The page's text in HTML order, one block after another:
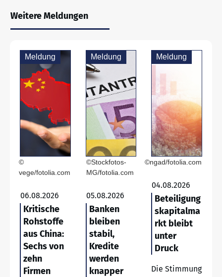
Weitere Meldungen
Meldung
©
vege/fotolia.com
06.08.2026
Kritische
Rohstoffe
aus China:
Sechs von
zehn
Firmen
Meldung
©Stockfotos-
MG/fotolia.com
05.08.2026
Banken
bleiben
stabil,
Kredite
werden
knapper
Meldung
©ngad/fotolia.com
04.08.2026
Beteiligung
skapitalma
rkt bleibt
unter
Druck
Die Stimmung